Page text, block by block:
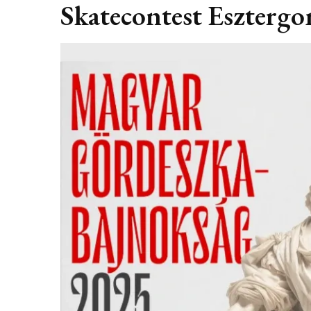
Skatecontest